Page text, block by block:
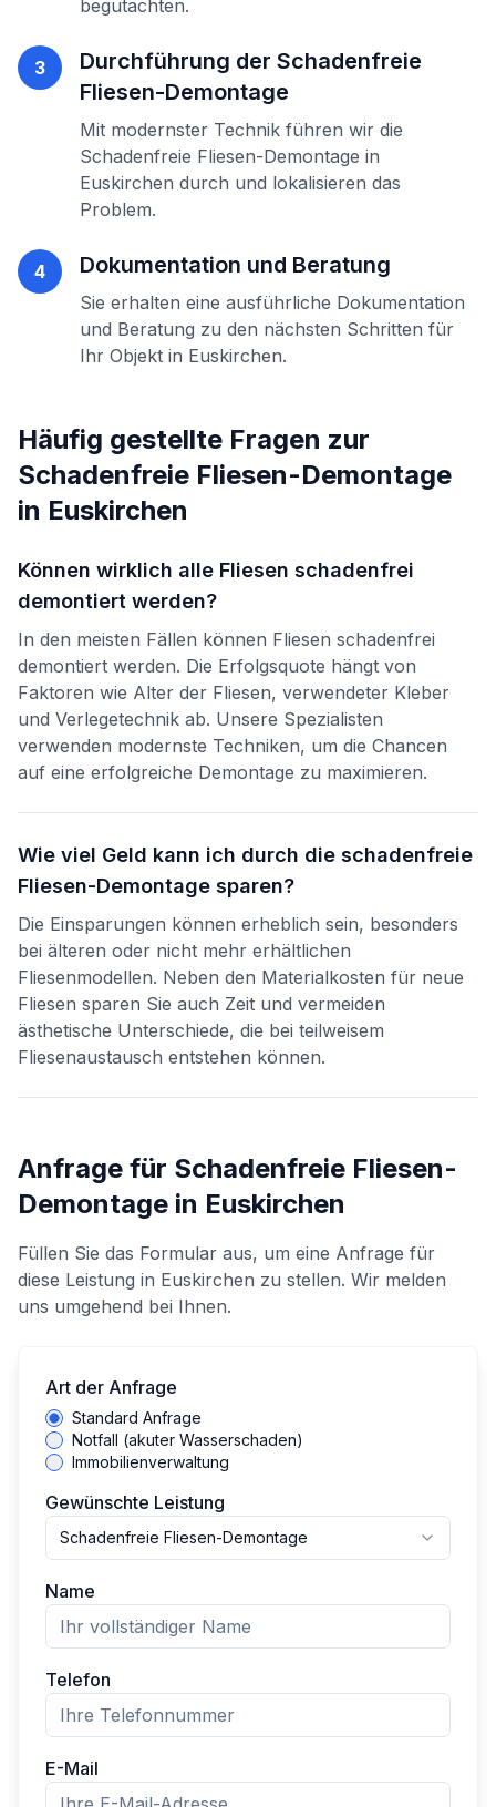
begutachten.
3 Durchführung der Schadenfreie
Fliesen-Demontage
Mit modernster Technik führen wir die
Schadenfreie Fliesen-Demontage in
Euskirchen durch und lokalisieren das
Problem.
4 Dokumentation und Beratung
Sie erhalten eine ausführliche Dokumentation
und Beratung zu den nächsten Schritten für
Ihr Objekt in Euskirchen.
Häufig gestellte Fragen zur
Schadenfreie Fliesen-Demontage
in Euskirchen
Können wirklich alle Fliesen schadenfrei
demontiert werden?
In den meisten Fällen können Fliesen schadenfrei
demontiert werden. Die Erfolgsquote hängt von
Faktoren wie Alter der Fliesen, verwendeter Kleber
und Verlegetechnik ab. Unsere Spezialisten
verwenden modernste Techniken, um die Chancen
auf eine erfolgreiche Demontage zu maximieren.
Wie viel Geld kann ich durch die schadenfreie
Fliesen-Demontage sparen?
Die Einsparungen können erheblich sein, besonders
bei älteren oder nicht mehr erhältlichen
Fliesenmodellen. Neben den Materialkosten für neue
Fliesen sparen Sie auch Zeit und vermeiden
ästhetische Unterschiede, die bei teilweisem
Fliesenaustausch entstehen können.
Anfrage für Schadenfreie Fliesen-
Demontage in Euskirchen
Füllen Sie das Formular aus, um eine Anfrage für
diese Leistung in Euskirchen zu stellen. Wir melden
uns umgehend bei Ihnen.
Art der Anfrage
Standard Anfrage
Notfall (akuter Wasserschaden)
Immobilienverwaltung
Gewünschte Leistung
Schadenfreie Fliesen-Demontage
Name
Telefon
E-Mail